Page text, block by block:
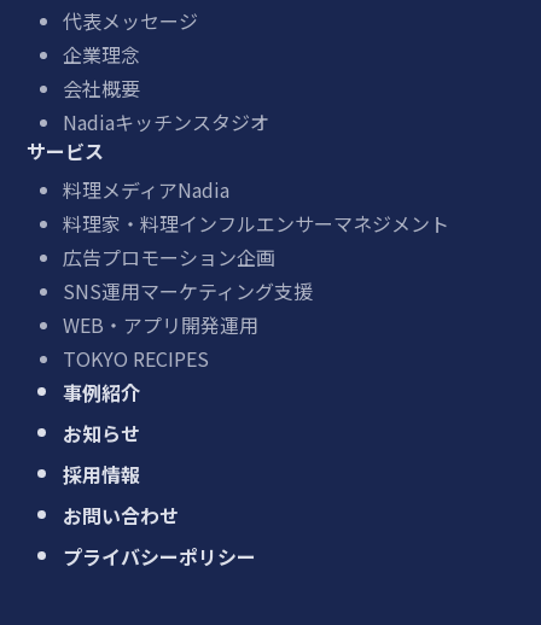
代表メッセージ
企業理念
会社概要
Nadiaキッチンスタジオ
サービス
料理メディアNadia
料理家・料理インフルエンサーマネジメント
広告プロモーション企画
SNS運用マーケティング支援
WEB・アプリ開発運用
TOKYO RECIPES
事例紹介
お知らせ
採用情報
お問い合わせ
プライバシーポリシー